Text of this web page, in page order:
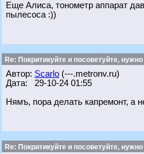
Еще Алиса, тонометр аппарат
пылесоса :))
Re: Покритикуйте и посоветуйте,
Автор: Scarlo (---.metronv.ru)
Дата: 29-10-24 01:55
Нямъ, пора делать капремонт, а
Re: Покритикуйте и посоветуйте,